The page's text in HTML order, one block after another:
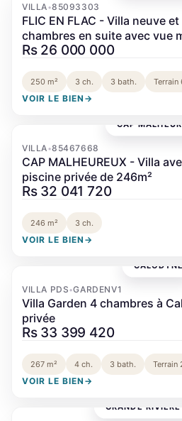
VILLA•85093303
FLIC EN FLAC - Villa neuve
chambres en suite avec vue
Rs 26 000 000
250 m² 3 ch. 3 bath. Terrain
VOIR LE BIEN →
CAP
VILLA•85467668
CAP MALHEUREUX - Villa
piscine privée de 246m²
Rs 32 041 720
246 m² 3 ch.
VOIR LE BIEN →
CALODYNE
VILLA PDS•GARDENV1
Villa Garden 4 chambres à
privée
Rs 33 399 420
267 m² 4 ch. 3 bath. Terrain
VOIR LE BIEN →
GRANDE